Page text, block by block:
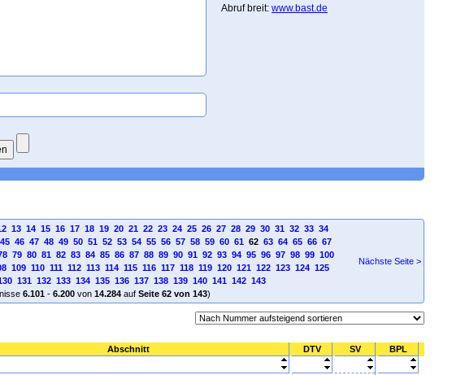
Abruf breit: www.bast.de
13 14 15 16 17 18 19 20 21 22 23 24 25 26 27 28 29 30 31 32 33 34
45 46 47 48 49 50 51 52 53 54 55 56 57 58 59 60 6162 63 64 65 66 67
79 80 81 82 83 84 85 86 87 88 89 90 91 92 93 94 95 96 97 98 99 100
109 110 111 112 113 114 115 116 117 118 119 120 121 122 123 124 125
131 132 133 134 135 136 137 138 139 140 141 142 143
6.101- 6.200von 14.284auf Seite 62 von 143)
Nächste Seite >
Abschnitt DTV SV BPL